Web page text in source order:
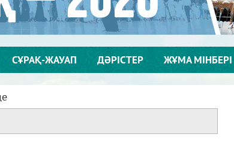
СҰРАҚ-ЖАУАП ДӘРІСТЕР ЖҰМА МІНБЕРІ